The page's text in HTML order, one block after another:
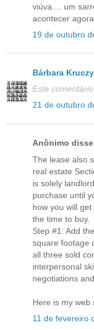
viúva.... um
acontecer agora
19 de outubro
Bárbara
Este
21 de outubro
Anônimo
The lease also
real estate
is solely
purchase until
how you will
the time to buy.
Step #1: Add
square footage
all three sold
interpersonal
negotiations
Here is my web
11 de fevereiro